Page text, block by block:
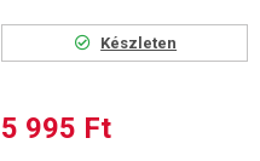
Készleten
5 995 Ft